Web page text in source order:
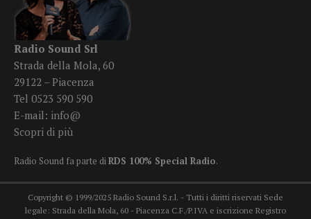
Radio Sound Srl
Strada della Mola, 60
29122 – Piacenza
Tel 0523 590 590
E-mail: info@
Scopri di più
Radio Sound fa parte diRDS 100% Special Radio.
Copyright © 1999/2025 Radio Sound S.r.l. - Tutti i diritti riservati Sede
legale: Strada della Mola, 60 - Piacenza C.F./P.IVA e iscrizione Registro